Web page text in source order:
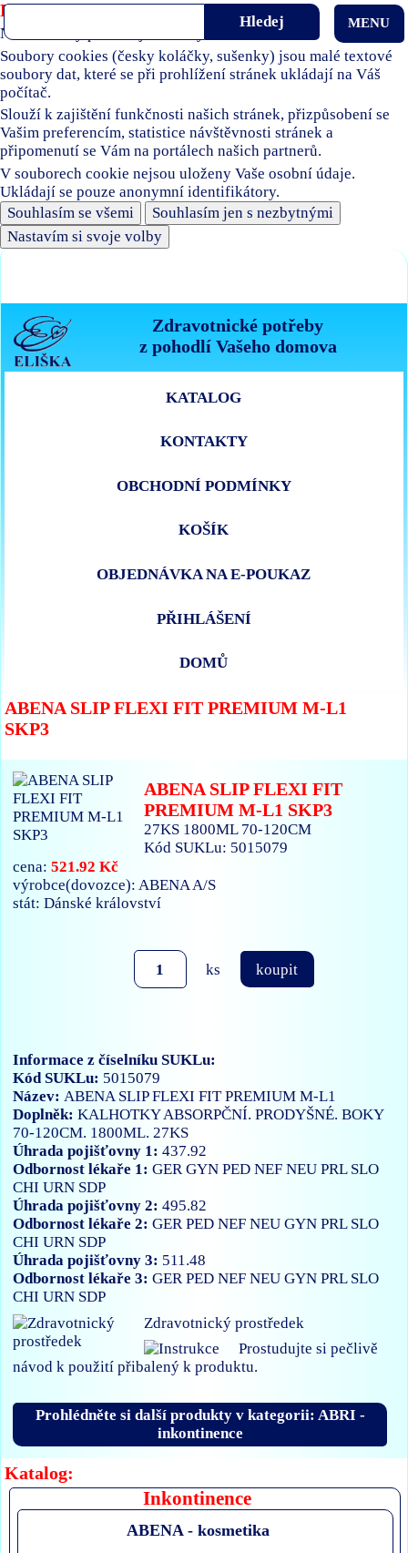
Používáme soubory cookies
Naše stránky používají soubory cookies.
Soubory cookies (česky koláčky, sušenky) jsou malé textové
soubory dat, které se při prohlížení stránek ukládají na Váš
počítač.
Slouží k zajištění funkčnosti našich stránek, přizpůsobení se
Vašim preferencím, statistice návštěvnosti stránek a
připomenutí se Vám na portálech našich partnerů.
V souborech cookie nejsou uloženy Vaše osobní údaje.
Ukládají se pouze anonymní identifikátory.
Souhlasím se všemi
Souhlasím jen s nezbytnými
Nastavím si svoje volby
Zdravotnické potřeby
z pohodlí Vašeho domova
MENU
KATALOG
KONTAKTY
OBCHODNÍ PODMÍNKY
KOŠÍK
OBJEDNÁVKA NA E-POUKAZ
PŘIHLÁŠENÍ
DOMŮ
ABENA SLIP FLEXI FIT PREMIUM M-L1
SKP3
Katalog:
Inkontinence
ABENA - kosmetika
ABENA SLIP FLEXI FIT
PREMIUM M-L1 SKP3
27KS 1800ML 70-120CM
Kód SUKLu: 5015079
cena:521.92 Kč
výrobce(dovozce): ABENA A/S
stát: Dánské království
ks koupit
Informace z číselníku SUKLu:
Kód SUKLu: 5015079
Název:ABENA SLIP FLEXI FIT PREMIUM M-L1
Doplněk:KALHOTKY ABSORPČNÍ. PRODYŠNÉ. BOKY
70-120CM. 1800ML. 27KS
Úhrada pojišťovny 1:437.92
Odbornost lékaře 1:GERGYNPEDNEFNEUPRL SLO
CHIURN SDP
Úhrada pojišťovny 2:495.82
Odbornost lékaře 2:GERPEDNEFNEUGYNPRL SLO
CHIURN SDP
Úhrada pojišťovny 3: 511.48
Odbornost lékaře 3:GERPEDNEFNEUGYNPRL SLO
CHIURN SDP
Zdravotnický prostředek
Prostudujte si pečlivě
návod k použití přibalený k produktu.
Prohlédněte si další produkty v kategorii: ABRI -
inkontinence